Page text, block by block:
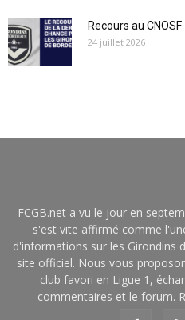
Recours au CNOSF
24 juillet 2026
FCGB.net a vu le jour en
s'est vite affirmé comme
d'informations sur les Girondins
site officiel. Nous vous
club favori en Ligue 1,
commentaires et le forum.